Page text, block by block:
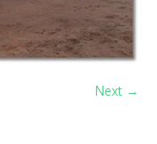
Next →